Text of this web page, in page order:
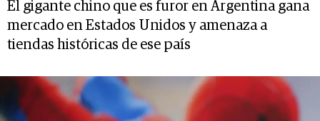
El gigante chino que es furor en Argentina gana
mercado en Estados Unidos y amenaza a
tiendas históricas de ese país